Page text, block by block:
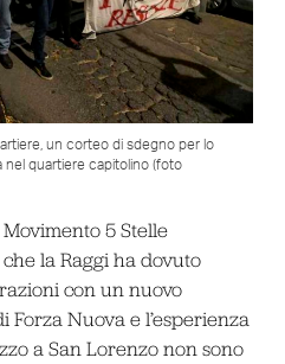
un corteo di sdegno per lo
nel quartiere capitolino (foto
5 Stelle
la Raggi ha dovuto
con un nuovo
Forza Nuova e l’esperienza
a San Lorenzo non sono